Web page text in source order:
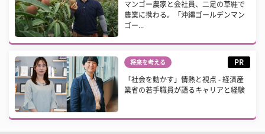
マンゴー農家と会社員、二足の草鞋で
農業に携わる。「沖縄ゴールデンマン
ゴー...
将来を考える PR
「社会を動かす」情熱と視点 - 経済産
業省の若手職員が語るキャリアと経験